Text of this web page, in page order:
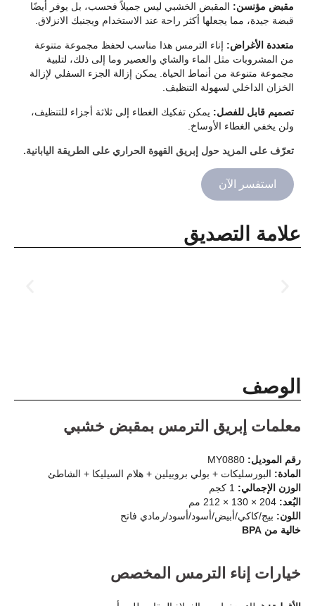
مقبض مؤنسن: المقبض الخشبي ليس جميلاً فحسب، بل يوفر أيضًا
قبضة جيدة، مما يجعلها أكثر راحة عند الاستخدام ويجنبك الانزلاق.
متعددة الأغراض: إناء الترمس هذا مناسب لحفظ مجموعة متنوعة
من المشروبات مثل الماء والشاي والعصير وما إلى ذلك، لتلبية
مجموعة متنوعة من أنماط الحياة. يمكن إزالة الجزء السفلي لإزالة
الخزان الداخلي لسهولة التنظيف.
تصميم قابل للفصل: يمكن تفكيك الغطاء إلى ثلاثة أجزاء للتنظيف،
ولن يخفي الغطاء الأوساخ.
تعرّف على المزيد حول إبريق القهوة الحراري على الطريقة اليابانية.
استفسر الآن
علامة التصديق
الوصف
معلمات إبريق الترمس بمقبض خشبي
رقم الموديل:
المادة: البورسليكات + بولي بروبيلين + هلام السيليكا + الشاطئ
الوزن الإجمالي:
البُعد:
اللون: بيج/كاكي/أبيض/أسود/أسود/رمادي فاتح
خالية من BPA
خيارات إناء الترمس المخصص